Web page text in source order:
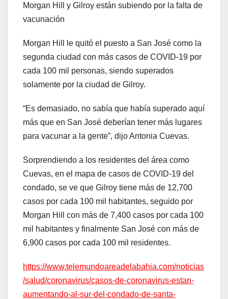
Morgan Hill y Gilroy están subiendo por la falta de
vacunación
Morgan Hill le quitó el puesto a San José como la
segunda ciudad con más casos de COVID-19 por
cada 100 mil personas, siendo superados
solamente por la ciudad de Gilroy.
“Es demasiado, no sabía que había superado aquí
más que en San José deberían tener más lugares
para vacunar a la gente”, dijo Antonia Cuevas.
Sorprendiendo a los residentes del área como
Cuevas, en el mapa de casos de COVID-19 del
condado, se ve que Gilroy tiene más de 12,700
casos por cada 100 mil habitantes, seguido por
Morgan Hill con más de 7,400 casos por cada 100
mil habitantes y finalmente San José con más de
6,900 casos por cada 100 mil residentes.
https://www.telemundoareadelabahia.com/noticias
/salud/coronavirus/casos-de-coronavirus-estan-
aumentando-al-sur-del-condado-de-santa-